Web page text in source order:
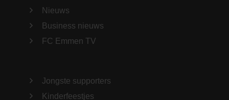
Nieuws
Business nieuws
FC Emmen TV
Jongste supporters
Kinderfeestjes